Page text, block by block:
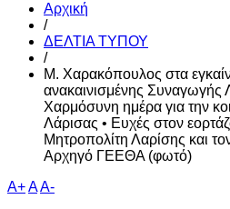
Αρχική
/
ΔΕΛΤΙΑ ΤΥΠΟΥ
/
Μ. Χαρακόπουλος στα
ανακαινισμένης Συναγωγής
Χαρμόσυνη ημέρα για την
Λάρισας • Ευχές στον
Μητροπολίτη Λαρίσης και
Αρχηγό ΓΕΕΘΑ (φωτό)
A+AA-